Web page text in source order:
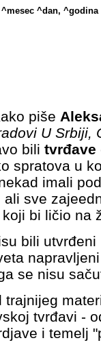
^mesec ^dan, ^godina
piše
U Srbiji,
bili tvrđave
spratova u
imali
sve
bi ličio na
bili
se nisu
trajnijeg
tvrđavi -
i temelj